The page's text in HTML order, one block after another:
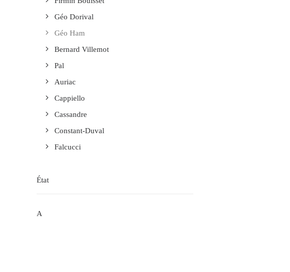
Géo Dorival
Géo Ham
Bernard Villemot
Pal
Auriac
Cappiello
Cassandre
Constant-Duval
Falcucci
État
A